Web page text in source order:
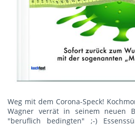
Weg mit dem Corona-Speck!
Wagner verrät in seinem neuen
"beruflich bedingten" ;-)